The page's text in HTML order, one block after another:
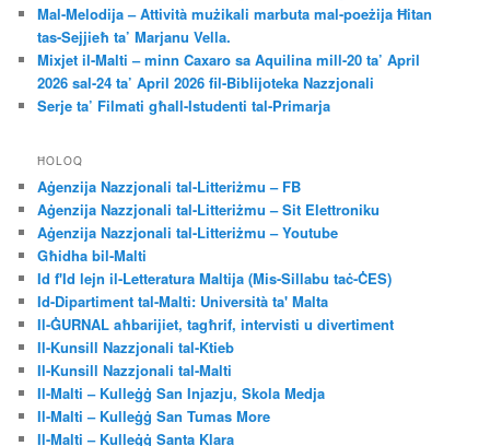
Mal-Melodija – Attività mużikali marbuta mal-poeżija Ħitan
tas-Sejjieħ ta’ Marjanu Vella.
Mixjet il-Malti – minn Caxaro sa Aquilina mill-20 ta’ April
2026 sal-24 ta’ April 2026 fil-Biblijoteka Nazzjonali
Serje ta’ Filmati għall-Istudenti tal-Primarja
ĦOLOQ
Aġenzija Nazzjonali tal-Litteriżmu – FB
Aġenzija Nazzjonali tal-Litteriżmu – Sit Elettroniku
Aġenzija Nazzjonali tal-Litteriżmu – Youtube
Għidha bil-Malti
Id f'Id lejn il-Letteratura Maltija (Mis-Sillabu taċ-ĊES)
Id-Dipartiment tal-Malti: Università ta' Malta
Il-ĠURNAL aħbarijiet, tagħrif, intervisti u divertiment
Il-Kunsill Nazzjonali tal-Ktieb
Il-Kunsill Nazzjonali tal-Malti
Il-Malti – Kulleġġ San Injazju, Skola Medja
Il-Malti – Kulleġġ San Tumas More
Il-Malti – Kulleġġ Santa Klara